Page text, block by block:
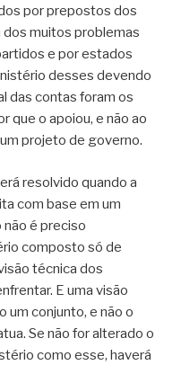
por prepostos dos
muitos problemas
e por estados
desses devendo
das contas foram os
que o apoiou, e não ao
projeto de governo.
resolvido quando a
com base em um
é preciso
composto só de
técnica dos
E uma visão
um conjunto, e não o
Se não for alterado o
como esse, haverá